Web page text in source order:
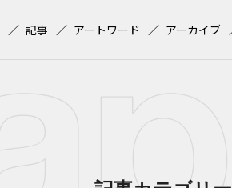
記事 アートワード アーカイブ